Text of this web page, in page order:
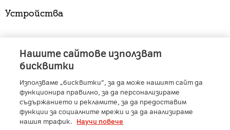
Устройства
A1 Austria - A1 Croatia - A1 Serbia - A1 Belarus
A1 Bulgaria
- A1 Macedonia - A1 Slovenia
A1 Digital
- Member of A1 Group
Нашите сайтове използват
бисквитки
Използваме „бисквитки“, за да може нашият сайт да
функционира правилно, за да персонализираме
съдържанието и рекламите, за да предоставим
функции за социалните мрежи и за да анализираме
нашия трафик.
Научи повече